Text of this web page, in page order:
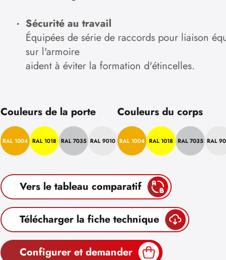
Sécurité au travail
Équipées de série de raccords pour liaison
sur l'armoire
aident à éviter la formation d'étincelles.
Couleurs de la porte
RAL 1004 RAL 1018 RAL 7035 RAL 9010
Couleurs du corps
RAL 1004 RAL 1018 RAL 7035 RAL
Vers le tableau comparatif
Télécharger la fiche technique
Configurer et demander